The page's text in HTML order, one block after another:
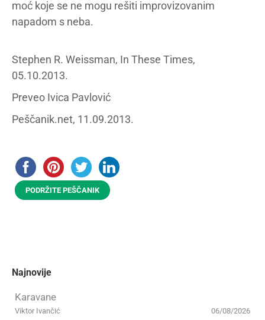
moć koje se ne mogu rešiti improvizovanim
napadom s neba.
Stephen R. Weissman, In These Times,
05.10.2013.
Preveo Ivica Pavlović
Peščanik.net, 11.09.2013.
PODRŽITE PEŠČANIK
Najnovije
Karavane
06/08/2026
Viktor Ivančić